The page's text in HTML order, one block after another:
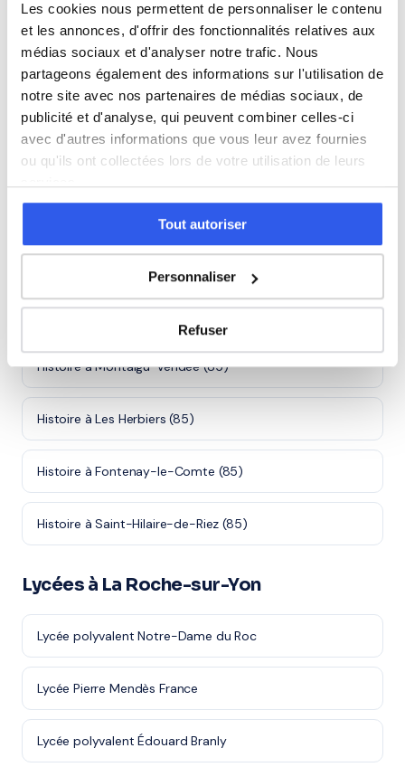
Les cookies nous permettent de personnaliser le contenu
et les annonces, d'offrir des fonctionnalités relatives aux
médias sociaux et d'analyser notre trafic. Nous
partageons également des informations sur l'utilisation de
notre site avec nos partenaires de médias sociaux, de
publicité et d'analyse, qui peuvent combiner celles-ci
avec d'autres informations que vous leur avez fournies
ou qu'ils ont collectées lors de votre utilisation de leurs
Tout autoriser
Personnaliser
Refuser
⭐
425+ familles accompagnées à La Roche-sur-
Yon
Note moyenne de 4.8/5. Notre organisme partenaire
intervient à domicile à La Roche-sur-Yon et alentours.
Rejoindre ces familles →
Villes proches de La Roche-sur-Yon
Histoire à Challans (85)
Histoire à Montaigu-Vendée (85)
Histoire à Les Herbiers (85)
Histoire à Fontenay-le-Comte (85)
Histoire à Saint-Hilaire-de-Riez (85)
Lycées à La Roche-sur-Yon
Lycée polyvalent Notre-Dame du Roc
Lycée Pierre Mendès France
Lycée polyvalent Édouard Branly